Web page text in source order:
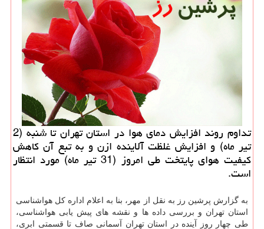
تداوم روند افزایش دمای هوا در استان تهران تا شنبه (2
تیر ماه) و افزایش غلظت آلاینده ازن و به تبع آن کاهش
کیفیت هوای پایتخت طی امروز (31 تیر ماه) مورد انتظار
است.
به گزارش پرشین رز به نقل از مهر، بنا به اعلام اداره کل هواشناسی
استان تهران و بررسی داده ها و نقشه های پیش یابی هواشناسی،
طی چهار روز آینده در استان تهران آسمانی صاف تا قسمتی ابری،